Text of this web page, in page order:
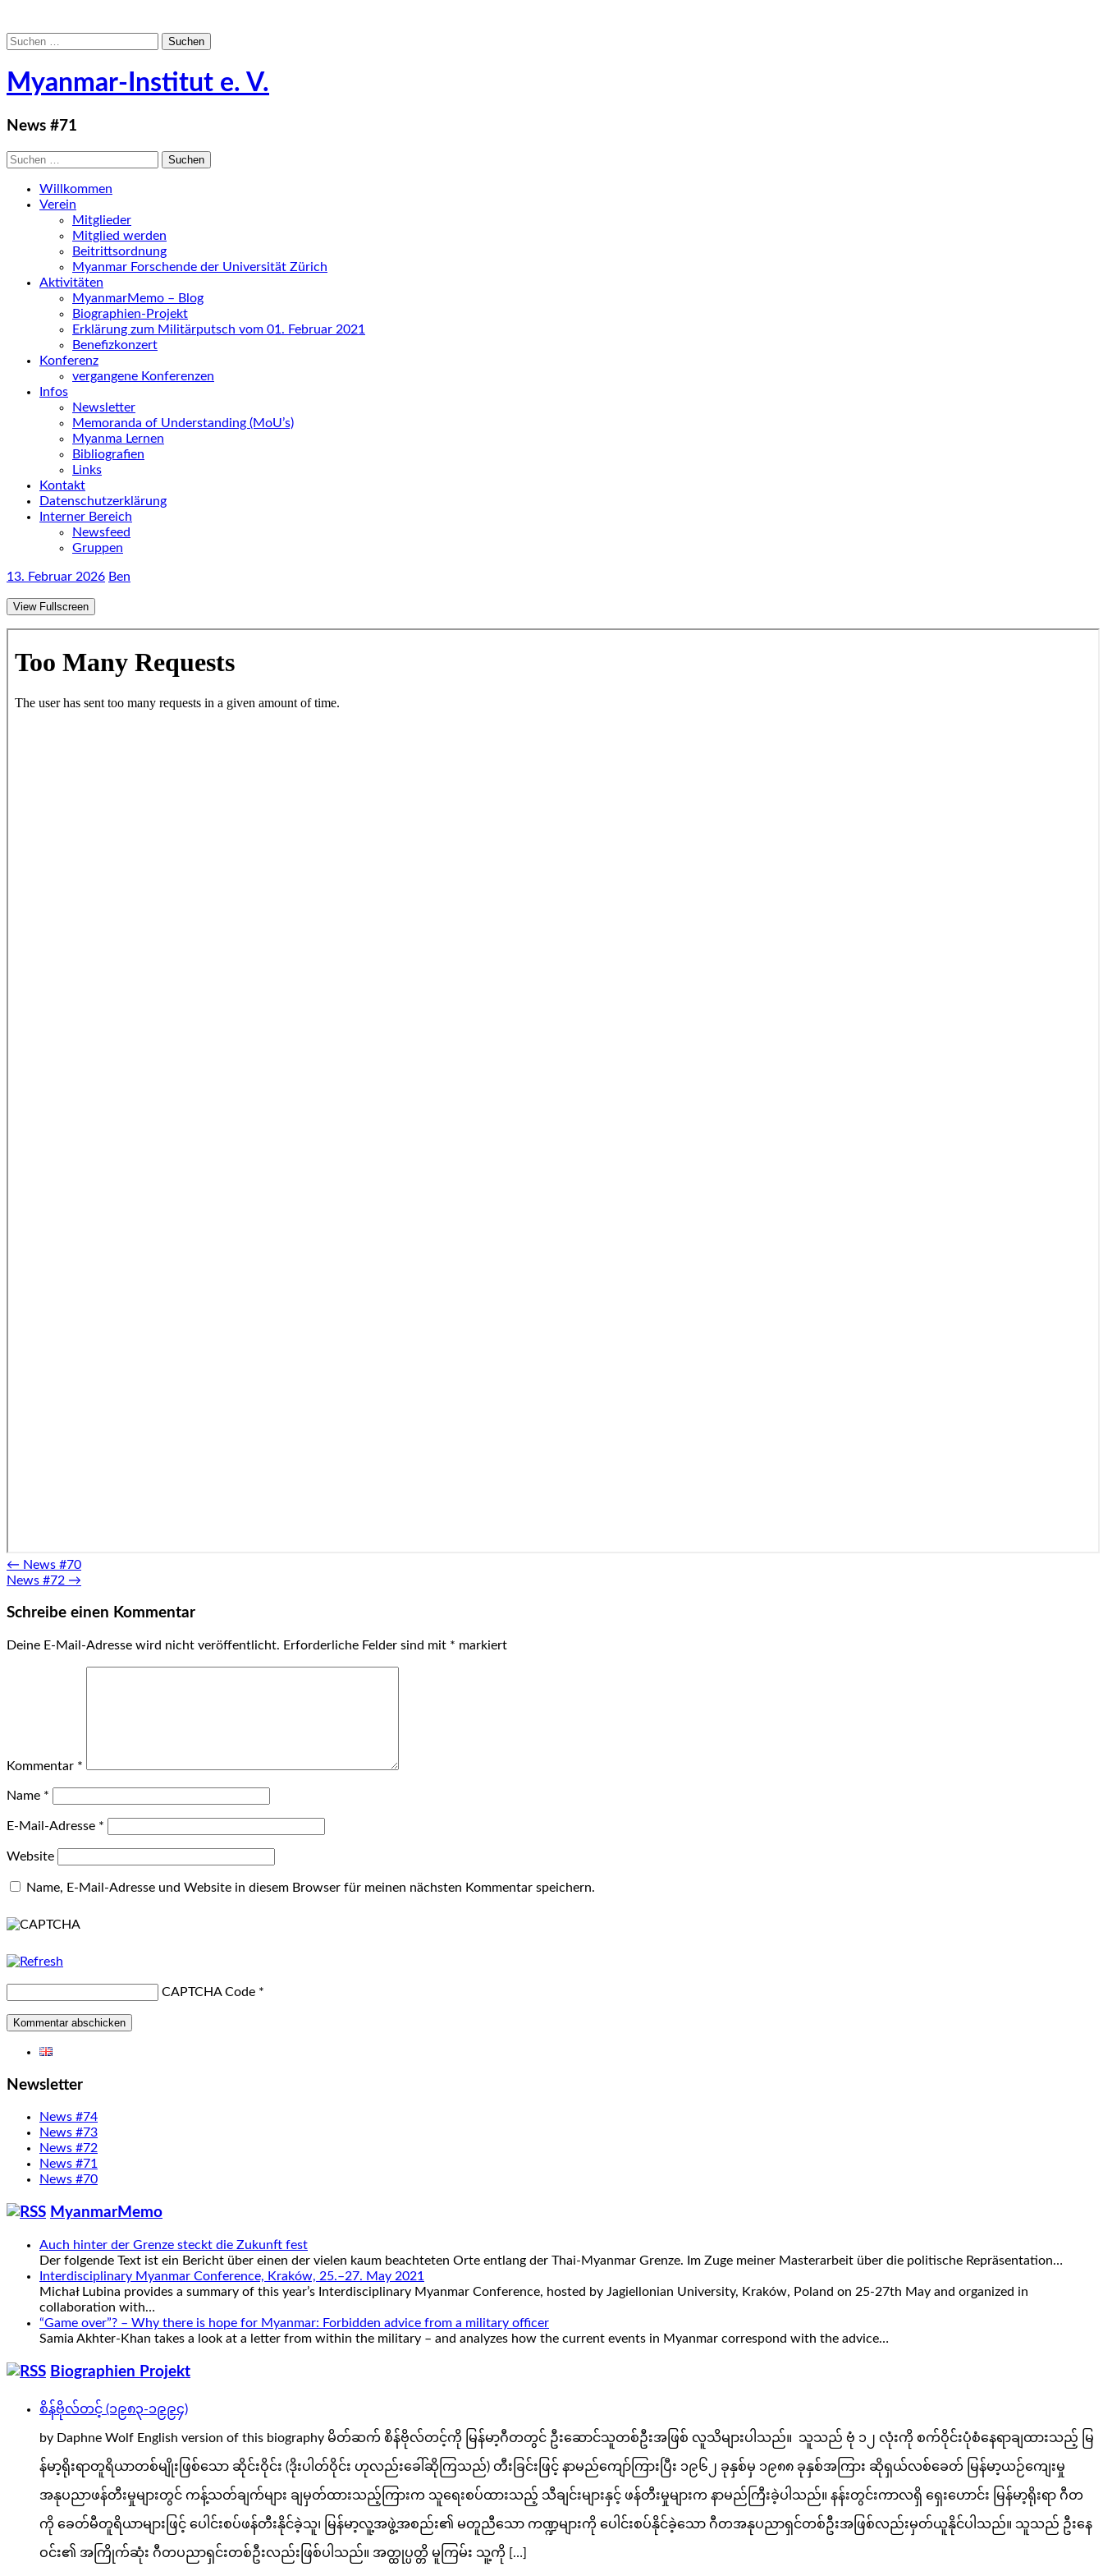
Suchen
Myanmar-Institut e. V.
News #71
Suchen
nach:
Willkommen
Verein
Mitglieder
Mitglied werden
Beitrittsordnung
Myanmar Forschende der Universität Zürich
Aktivitäten
MyanmarMemo – Blog
Biographien-Projekt
Erklärung zum Militärputsch vom 01. Februar 2021
Benefizkonzert
Konferenz
vergangene Konferenzen
Infos
Newsletter
Memoranda of Understanding (MoU’s)
Myanma Lernen
Bibliografien
Links
Kontakt
Datenschutzerklärung
Interner Bereich
Newsfeed
Gruppen
13. Februar 2026 Ben
View Fullscreen
Post
navigation
← News #70
News #72 →
Schreibe einen Kommentar
Deine E-Mail-Adresse wird nicht veröffentlicht. Erforderliche Felder sind mit * markiert
Kommentar *
Name *
E-Mail-Adresse *
Website
Name, E-Mail-Adresse und Website in diesem Browser für meinen nächsten Kommentar speichern.
CAPTCHA Code *
Newsletter
News #74
News #73
News #72
News #71
News #70
MyanmarMemo
Auch hinter der Grenze steckt die Zukunft fest
Der folgende Text ist ein Bericht über einen der vielen kaum beachteten Orte entlang der Thai-Myanmar Grenze. Im Zuge meiner Masterarbeit über die politische Repräsentation…
Interdisciplinary Myanmar Conference, Kraków, 25.–27. May 2021
Michał Lubina provides a summary of this year’s Interdisciplinary Myanmar Conference, hosted by Jagiellonian University, Kraków, Poland on 25-27th May and organized in
collaboration with…
“Game over”? – Why there is hope for Myanmar: Forbidden advice from a military officer
Samia Akhter-Khan takes a look at a letter from within the military – and analyzes how the current events in Myanmar correspond with the advice…
Biographien Projekt
စိန်ဗိုလ်တင့် (၁၉၈၃-၁၉၉၄)
by Daphne Wolf English version of this biography မိတ်ဆက် စိန်ဗိုလ်တင့်ကို မြန်မာ့ဂီတတွင် ဦးဆောင်သူတစ်ဦးအဖြစ် လူသိများပါသည်။ သူသည် ဗုံ ၁၂ လုံးကို စက်ဝိုင်းပုံစံနေရာချထားသည့် မြ
န်မာ့ရိုးရာတူရိယာတစ်မျိုးဖြစ်သော ဆိုင်းဝိုင်း (ဒိုးပါတ်ဝိုင်း ဟုလည်းခေါ်ဆိုကြသည်) တီးခြင်းဖြင့် နာမည်ကျော်ကြားပြီး ၁၉၆၂ ခုနှစ်မှ ၁၉၈၈ ခုနှစ်အကြား ဆိုရှယ်လစ်ခေတ် မြန်မာ့ယဉ်ကျေးမှု
အနုပညာဖန်တီးမှုများတွင် ကန့်သတ်ချက်များ ချမှတ်ထားသည့်ကြားက သူရေးစပ်ထားသည့် သီချင်းများနှင့် ဖန်တီးမှုများက နာမည်ကြီးခဲ့ပါသည်။ နန်းတွင်းကာလရှိ ရှေးဟောင်း မြန်မာ့ရိုးရာ ဂီတ
ကို ခေတ်မီတူရိယာများဖြင့် ပေါင်းစပ်ဖန်တီးနိုင်ခဲ့သူ၊ မြန်မာ့လူ့အဖွဲ့အစည်း၏ မတူညီသော ကဏ္ဍများကို ပေါင်းစပ်နိုင်ခဲ့သော ဂီတအနုပညာရှင်တစ်ဦးအဖြစ်လည်းမှတ်ယူနိုင်ပါသည်။ သူသည် ဦးနေ
ဝင်း၏ အကြိုက်ဆုံး ဂီတပညာရှင်းတစ်ဦးလည်းဖြစ်ပါသည်။ အတ္ထုပ္ပတ္တိ မူကြမ်း သူ့ကို […]